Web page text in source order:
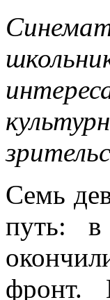
Семь
путь: в
фронт.